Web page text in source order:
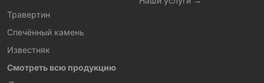
Травертин
Спечённый камень
Известняк
Смотреть всю продукцию
→